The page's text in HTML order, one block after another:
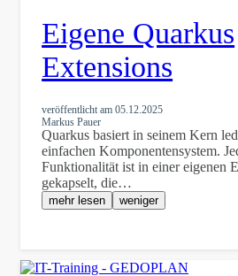
Eigene Quarkus
Extensions
veröffentlicht am05.12.2025
Markus Pauer
Quarkus basiert in seinem Kern
einfachen Komponentensystem.
Funktionalität ist in einer eigenen
gekapselt, die…
mehr lesen weniger